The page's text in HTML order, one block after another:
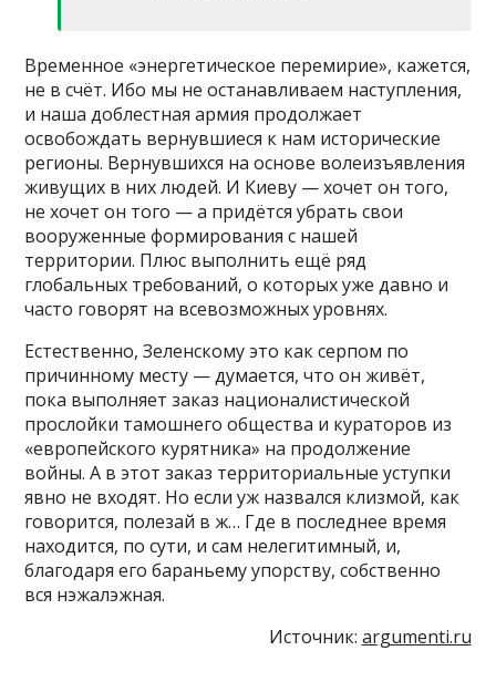
Временное «энергетическое перемирие», кажется,
не в счёт. Ибо мы не останавливаем наступления,
и наша доблестная армия продолжает
освобождать вернувшиеся к нам исторические
регионы. Вернувшихся на основе волеизъявления
живущих в них людей. И Киеву — хочет он того,
не хочет он того — а придётся убрать свои
вооруженные формирования с нашей
территории. Плюс выполнить ещё ряд
глобальных требований, о которых уже давно и
часто говорят на всевозможных уровнях.
Естественно, Зеленскому это как серпом по
причинному месту — думается, что он живёт,
пока выполняет заказ националистической
прослойки тамошнего общества и кураторов из
«европейского курятника» на продолжение
войны. А в этот заказ территориальные уступки
явно не входят. Но если уж назвался клизмой, как
говорится, полезай в ж… Где в последнее время
находится, по сути, и сам нелегитимный, и,
благодаря его бараньему упорству, собственно
вся нэжалэжная.
Источник: argumenti.ru